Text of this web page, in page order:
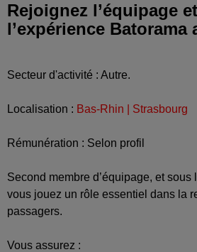
Rejoignez l’équipage
l’expérience Batorama
Secteur d'activité : Autre.
Localisation : Bas-Rhin | Strasbourg
Rémunération : Selon profil
Second membre d’équipage, et sous
vous jouez un rôle essentiel dans la
passagers.
Vous assurez :